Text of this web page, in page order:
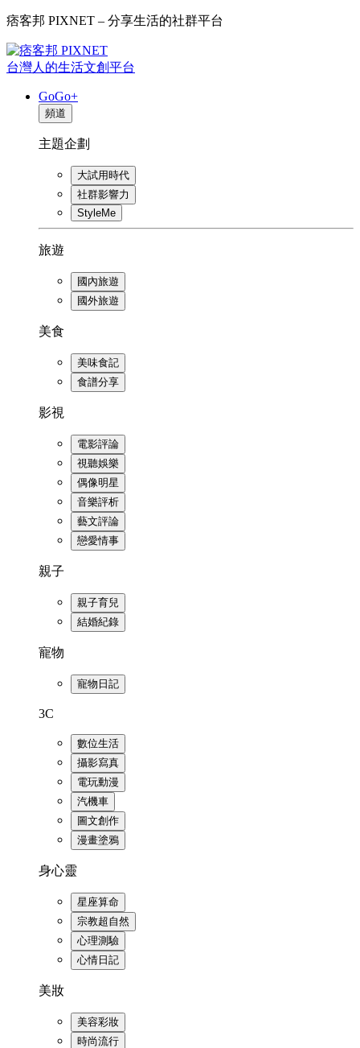
痞客邦 PIXNET – 分享生活的社群平台
台灣人的生活文創平台
GoGo+
頻道
主題企劃
大試用時代
社群影響力
StyleMe
旅遊
國內旅遊
國外旅遊
美食
美味食記
食譜分享
影視
電影評論
視聽娛樂
偶像明星
音樂評析
藝文評論
戀愛情事
親子
親子育兒
結婚紀錄
寵物
寵物日記
3C
數位生活
攝影寫真
電玩動漫
汽機車
圖文創作
漫畫塗鴉
身心靈
星座算命
宗教超自然
心理測驗
心情日記
美妝
美容彩妝
時尚流行